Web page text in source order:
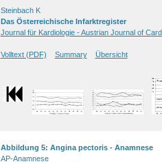
Steinbach K
Das Österreichische Infarktregister
Journal für Kardiologie - Austrian Journal of
Volltext (PDF) Summary Übersicht
Abbildung 5: Angina pectoris - Anamnese
AP-Anamnese